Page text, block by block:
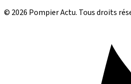
© 2026 Pompier Actu. Tous droits